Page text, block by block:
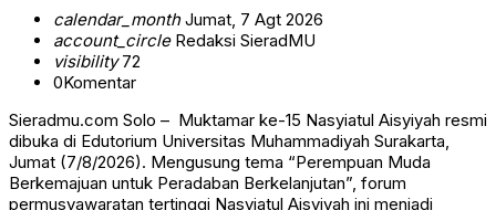
calendar_monthJumat, 7 Agt 2026
account_circleRedaksi SieradMU
visibility72
0Komentar
Sieradmu.com Solo – Muktamar ke-15 Nasyiatul Aisyiyah resmi
dibuka di Edutorium Universitas Muhammadiyah Surakarta,
Jumat (7/8/2026). Mengusung tema “Perempuan Muda
Berkemajuan untuk Peradaban Berkelanjutan”, forum
permusyawaratan tertinggi Nasyiatul Aisyiyah ini menjadi